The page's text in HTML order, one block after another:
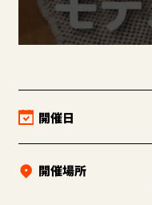
開催日
開催場所